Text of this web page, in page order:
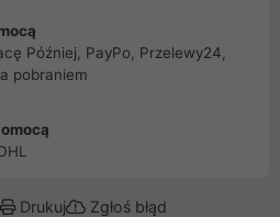
Później, PayPo, Przelewy24,
pobraniem
Drukuj Zgłoś błąd